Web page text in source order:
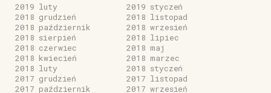
2019 luty
2019 styczeń
2018 grudzień
2018 listopad
2018 październik
2018 wrzesień
2018 sierpień
2018 lipiec
2018 czerwiec
2018 maj
2018 kwiecień
2018 marzec
2018 luty
2018 styczeń
2017 grudzień
2017 listopad
2017 październik
2017 wrzesień